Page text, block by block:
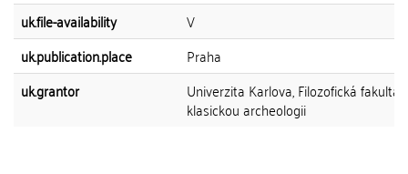
uk.file-availability
V
uk.publication.place
Praha
uk.grantor
Univerzita Karlova, Filozofická
klasickou archeologii